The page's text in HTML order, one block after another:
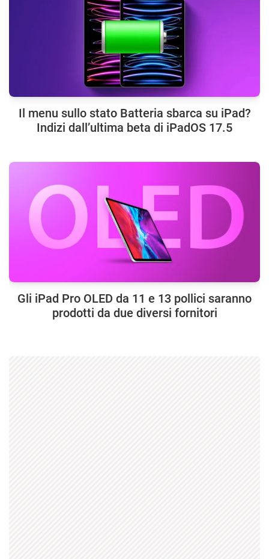
Il menu sullo stato Batteria sbarca su iPad?
Indizi dall’ultima beta di iPadOS 17.5
Gli iPad Pro OLED da 11 e 13 pollici saranno
prodotti da due diversi fornitori